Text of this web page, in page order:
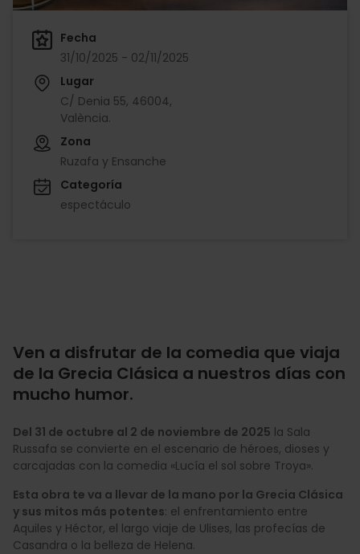
Fecha
31/10/2025 - 02/11/2025
Lugar
C/ Denia 55, 46004,
València.
Zona
Ruzafa y Ensanche
Categoría
espectáculo
Ven a disfrutar de la comedia que viaja
de la Grecia Clásica a nuestros días con
mucho humor.
Del 31 de octubre al 2 de noviembre de 2025 la Sala
Russafa se convierte en el escenario de héroes, dioses y
carcajadas con la comedia «Lucía el sol sobre Troya».
Esta obra te va a llevar de la mano por la Grecia Clásica
y sus mitos más potentes: el enfrentamiento entre
Aquiles y Héctor, el largo viaje de Ulises, las profecías de
Casandra o la belleza de Helena.